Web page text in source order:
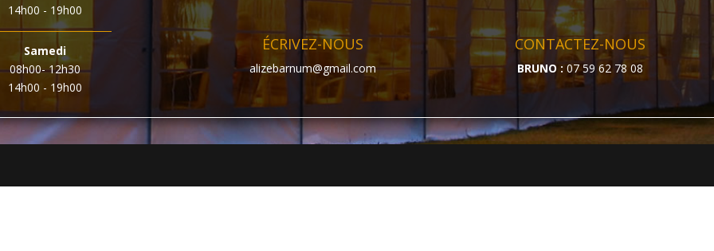
14h00 - 19h00
Samedi
08h00- 12h30
14h00 - 19h00
ÉCRIVEZ-NOUS
alizebarnum@gmail.com
CONTACTEZ-NOUS
BRUNO : 07 59 62 78 08